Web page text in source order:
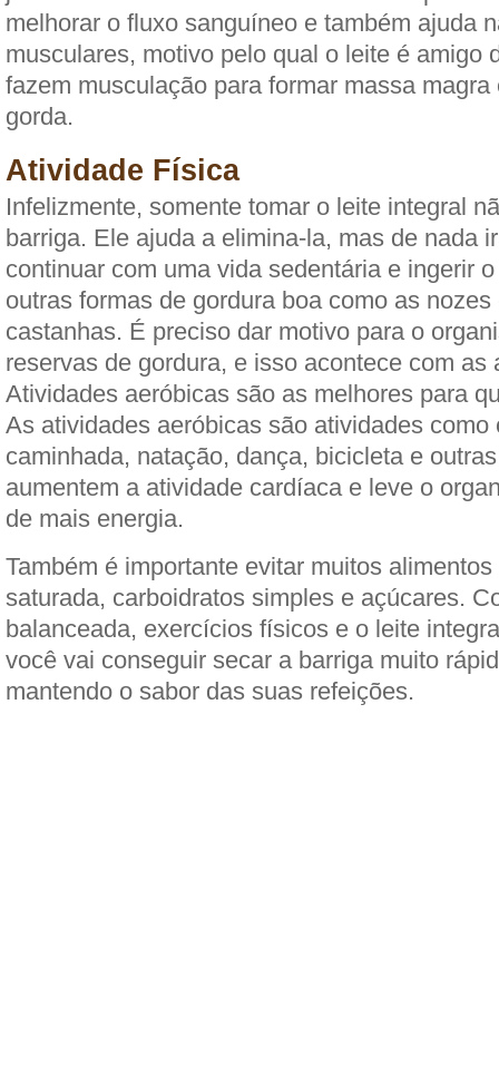
melhorar o fluxo sanguíneo e também ajuda
musculares, motivo pelo qual o leite é amigo
fazem musculação para formar massa
gorda.
Atividade Física
Infelizmente, somente tomar o leite integral
barriga. Ele ajuda a elimina-la, mas de nada
continuar com uma vida sedentária e ingerir
outras formas de gordura boa como as nozes
castanhas. É preciso dar motivo para o
reservas de gordura, e isso acontece com as
Atividades aeróbicas são as melhores para
As atividades aeróbicas são atividades como
caminhada, natação, dança, bicicleta e
aumentem a atividade cardíaca e leve o
de mais energia.
Também é importante evitar muitos
saturada, carboidratos simples e açúcares.
balanceada, exercícios físicos e o leite
você vai conseguir secar a barriga muito
mantendo o sabor das suas refeições.